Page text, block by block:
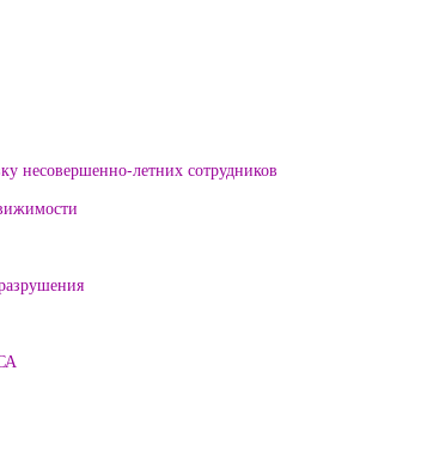
несовершенно-летних сотрудников